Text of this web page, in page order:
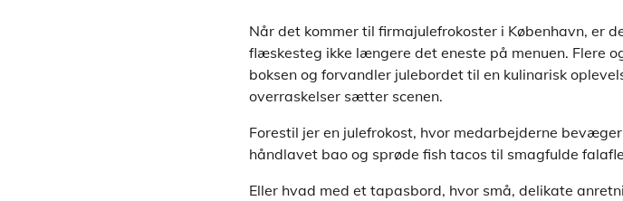
Når det kommer til firmajulefrokoster i København, er
flæskesteg ikke længere det eneste på menuen. Flere
boksen og forvandler julebordet til en kulinarisk
overraskelser sætter scenen.
Forestil jer en julefrokost, hvor medarbejderne
håndlavet bao og sprøde fish tacos til smagfulde
Eller hvad med et tapasbord, hvor små, delikate